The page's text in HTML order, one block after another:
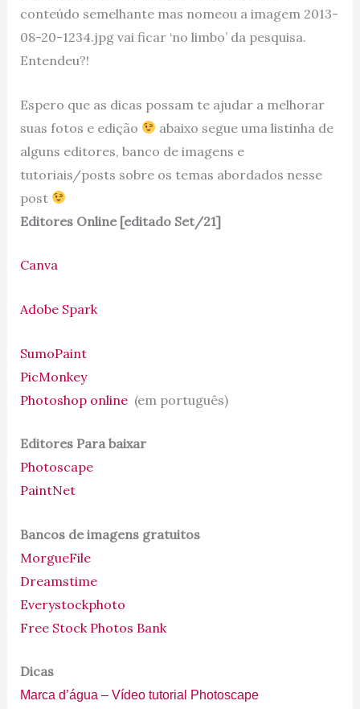
conteúdo semelhante mas nomeou a imagem 2013-
08-20-1234.jpg vai ficar ‘no limbo’ da pesquisa.
Entendeu?!
Espero que as dicas possam te ajudar a melhorar
suas fotos e edição
abaixo segue uma listinha de
alguns editores, banco de imagens e
tutoriais/posts sobre os temas abordados nesse
post
Editores Online [editado Set/21]
Canva
Adobe Spark
SumoPaint
PicMonkey
Photoshop online (em português)
Editores Para baixar
Photoscape
PaintNet
Bancos de imagens gratuitos
MorgueFile
Dreamstime
Everystockphoto
Free Stock Photos Bank
Dicas
Marca d’água – Vídeo tutorial Photoscape